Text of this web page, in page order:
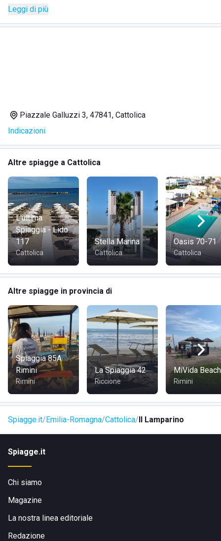
Leggi di più
Piazzale Galluzzi 3, 47841, Cattolica
Indicazioni
Altre spiagge a Cattolica
L'ultima
Spiaggia - Lido
117
Cattolica
Stella Marina
Cattolica
Oasis 70-71
Cattolica
Altre spiagge in provincia di
Spiaggia 85A
Rimini
Rimini
La Spiaggia 42
Riccione
MiVida Beach
Rimini
Spiagge.it Emilia-Romagna Cattolica Il Lamparino
Spiagge.it
Chi siamo
Magazine
La nostra linea editoriale
Redazione